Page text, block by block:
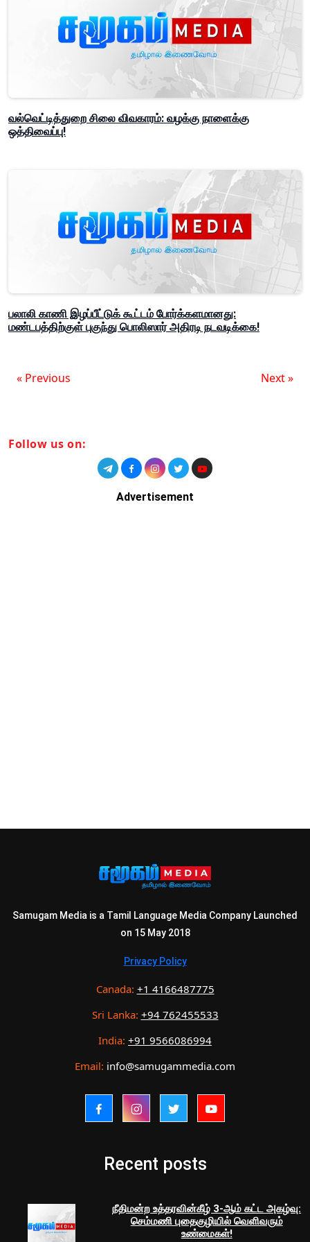
வல்வெட்டித்துறை சிலை விவகாரம்: வழக்கு நாளைக்கு
ஒத்திவைப்பு!
பலாலி காணி இழப்பீட்டுக் கூட்டம் போர்க்களமானது:
மண்டபத்திற்குள் புகுந்து பொலிஸார் அதிரடி நடவடிக்கை!
« Previous Next »
Follow us on:
Advertisement
Samugam Media is a Tamil Language Media Company Launched
on 15 May 2018
Privacy Policy
Canada: +1 4166487775
Sri Lanka: +94 762455533
India: +91 9566086994
Email: info@samugammedia.com
Recent posts
நீதிமன்ற உத்தரவின்கீழ் 3-ஆம் கட்ட அகழ்வு:
செம்மணி புதைகுழியில் வெளிவரும்
உண்மைகள்!